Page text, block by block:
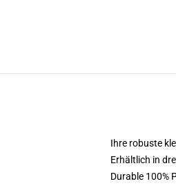
Ihre robuste
Erhältlich in
Durable 100%